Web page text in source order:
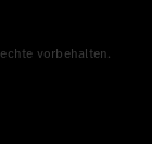
vorbehalten.